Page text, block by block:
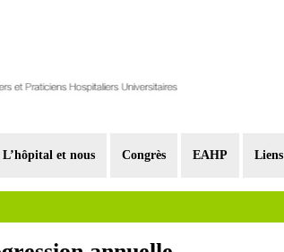
L’hôpital et nous Congrès EAHP Liens